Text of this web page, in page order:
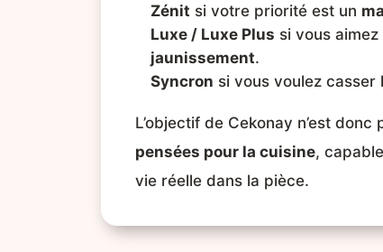
Zénit si votre priorité est un
Luxe / Luxe Plus si vous aimez
jaunissement.
Syncron si vous voulez casser
L’objectif de Cekonay n’est
pensées pour la cuisine,
vie réelle dans la pièce.